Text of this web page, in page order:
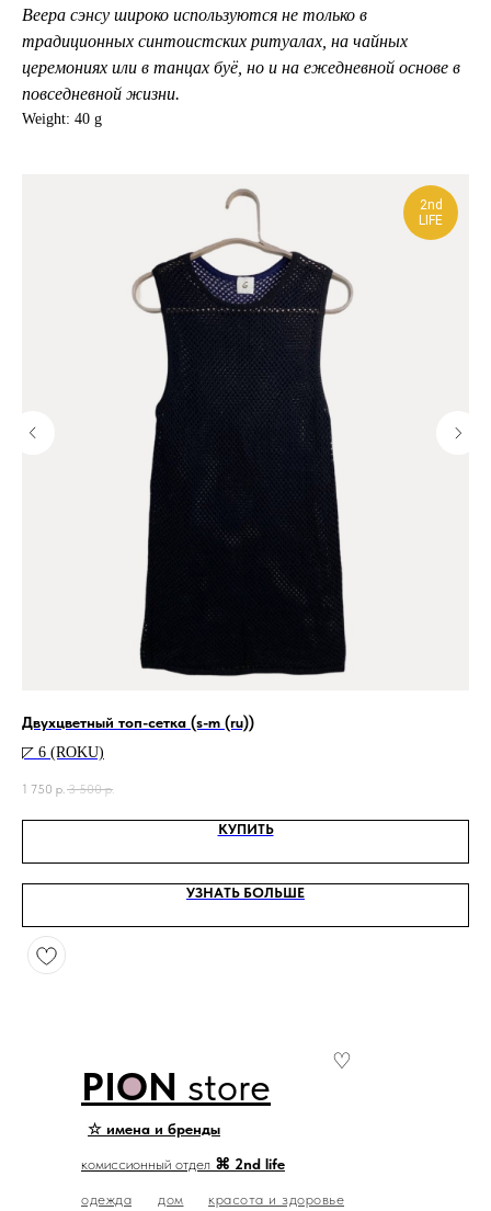
Веера сэнсу широко используются не только в
традиционных синтоистских ритуалах, на чайных
церемониях или в танцах буё, но и на ежедневной основе в
повседневной жизни.
Weight: 40 g
2nd
LIFE
Двухцветный топ-сетка (s-m (ru))
◸ 6 (ROKU)
1 750 р. 3 500 р.
КУПИТЬ
УЗНАТЬ БОЛЬШЕ
PION store
♡
комиссионный отдел ⌘ 2nd life
☆ имена и бренды
одежда красота и здоровье
дом